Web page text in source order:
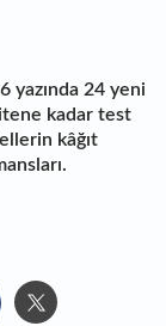
yazında 24 yeni
kadar test
kâğıt